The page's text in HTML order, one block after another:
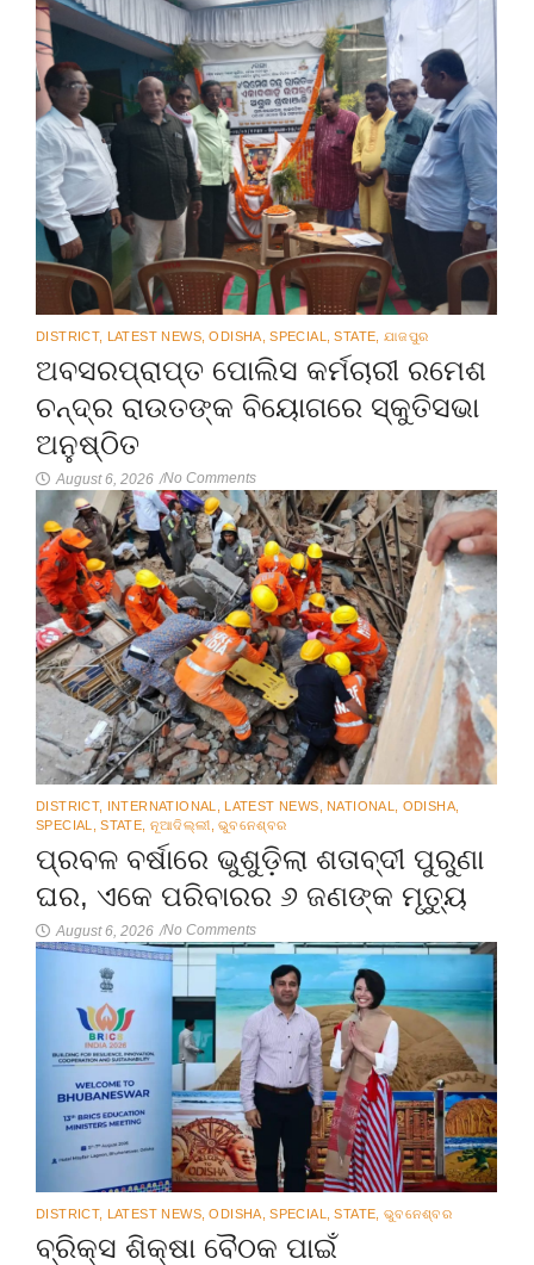
DISTRICT, LATEST NEWS ODISHA SPECIAL STATE ଯାଜପୁର
ଅବସରପ୍ରାପ୍ତ ପୋଲିସ କର୍ମଚାରୀ ରମେଶ
ଚନ୍ଦ୍ର ରାଉତଙ୍କ ବିୟୋଗରେ ସ୍କୁତିସଭା
ଅନୁଷ୍ଠିତ
August 6, 2026 /No Comments
DISTRICT, INTERNATIONAL LATEST NEWS NATIONAL ODISHA
SPECIAL
STATE ନୂଆଦିଲ୍ଲୀ ଭୁବନେଶ୍ବର
ପ୍ରବଳ ବର୍ଷାରେ ଭୁଶୁଡ଼ିଲା ଶତାବ୍ଦୀ ପୁରୁଣା
ଘର, ଏକେ ପରିବାରର ୬ ଜଣଙ୍କ ମୃତ୍ୟୁ
August 6, 2026 /No Comments
DISTRICT, LATEST NEWS ODISHA SPECIAL STATE ଭୁବନେଶ୍ବର
ବ୍ରିକ୍ସ ଶିକ୍ଷା ବୈଠକ ପାଇଁ